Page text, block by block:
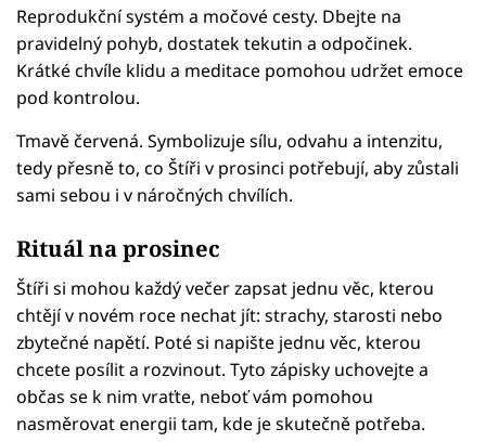
Reprodukční systém a močové cesty. Dbejte na
pravidelný pohyb, dostatek tekutin a odpočinek.
Krátké chvíle klidu a meditace pomohou udržet emoce
pod kontrolou.
Tmavě červená. Symbolizuje sílu, odvahu a intenzitu,
tedy přesně to, co Štíři v prosinci potřebují, aby zůstali
sami sebou i v náročných chvílích.
Rituál na prosinec
Štíři si mohou každý večer zapsat jednu věc, kterou
chtějí v novém roce nechat jít: strachy, starosti nebo
zbytečné napětí. Poté si napište jednu věc, kterou
chcete posílit a rozvinout. Tyto zápisky uchovejte a
občas se k nim vraťte, neboť vám pomohou
nasměrovat energii tam, kde je skutečně potřeba.